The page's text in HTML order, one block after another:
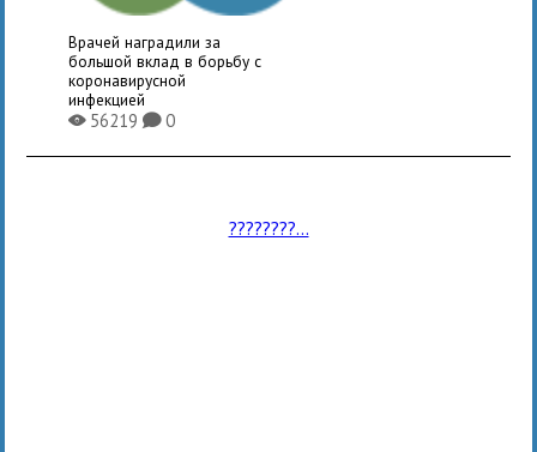
Врачей наградили за
большой вклад в борьбу с
коронавирусной
инфекцией
X56219K0
????????...